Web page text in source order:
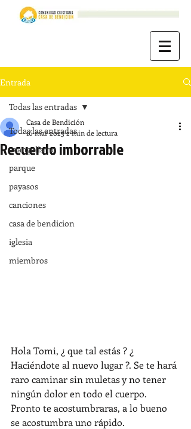
Entrada
Todas las entradas
evangelismo
parque
payasos
canciones
casa de bendicion
iglesia
miembros
Todas las entradas
Recuerdo imborrable
Casa de Bendición
16 mar 20252 min de lectura
Hola Tomi, ¿ que tal estás ? ¿
Haciéndote al nuevo lugar ?. Se te hará
raro caminar sin muletas y no tener
ningún dolor en todo el cuerpo.
Pronto te acostumbraras, a lo bueno
se acostumbra uno rápido.